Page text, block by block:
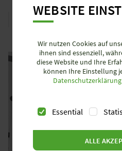
WIELAND PREFAB®
WEBSITE
Wir nutzen Cookies auf
ihnen sind essenziell,
diese Website und Ihre
können Ihre Einstellung
Datenschutzerklärung
Essential
ALLE